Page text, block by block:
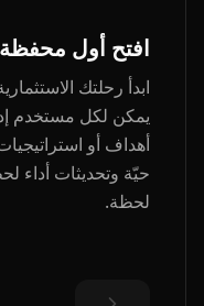
افتح أول
ابدأ رحلتك
يمكن لكل مستخدم
أهداف أو
حيّة وتحديثات أداء
لحظة.